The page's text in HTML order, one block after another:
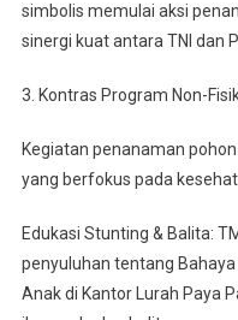
simbolis memulai aksi
sinergi kuat antara TNI dan
3. Kontras Program Non-
Kegiatan penanaman
yang berfokus pada
Edukasi Stunting & Balita:
penyuluhan tentang
Anak di Kantor Lurah Paya